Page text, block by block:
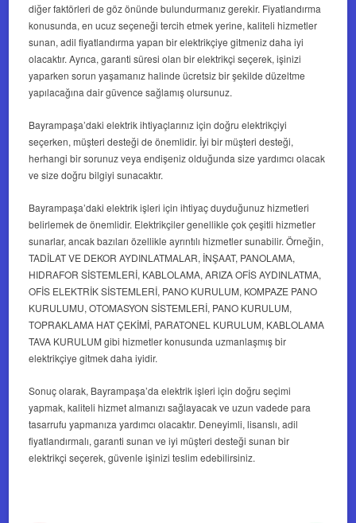
diğer faktörleri de göz önünde bulundurmanız gerekir. Fiyatlandırma
konusunda, en ucuz seçeneği tercih etmek yerine, kaliteli hizmetler
sunan, adil fiyatlandırma yapan bir elektrikçiye gitmeniz daha iyi
olacaktır. Ayrıca, garanti süresi olan bir elektrikçi seçerek, işinizi
yaparken sorun yaşamanız halinde ücretsiz bir şekilde düzeltme
yapılacağına dair güvence sağlamış olursunuz.
Bayrampaşa’daki elektrik ihtiyaçlarınız için doğru elektrikçiyi
seçerken, müşteri desteği de önemlidir. İyi bir müşteri desteği,
herhangi bir sorunuz veya endişeniz olduğunda size yardımcı olacak
ve size doğru bilgiyi sunacaktır.
Bayrampaşa’daki elektrik işleri için ihtiyaç duyduğunuz hizmetleri
belirlemek de önemlidir. Elektrikçiler genellikle çok çeşitli hizmetler
sunarlar, ancak bazıları özellikle ayrıntılı hizmetler sunabilir. Örneğin,
TADİLAT VE DEKOR AYDINLATMALAR, İNŞAAT, PANOLAMA,
HIDRAFOR SİSTEMLERİ, KABLOLAMA, ARIZA OFİS AYDINLATMA,
OFİS ELEKTRİK SİSTEMLERİ, PANO KURULUM, KOMPAZE PANO
KURULUMU, OTOMASYON SİSTEMLERİ, PANO KURULUM,
TOPRAKLAMA HAT ÇEKİMİ, PARATONEL KURULUM, KABLOLAMA
TAVA KURULUM gibi hizmetler konusunda uzmanlaşmış bir
elektrikçiye gitmek daha iyidir.
Sonuç olarak, Bayrampaşa’da elektrik işleri için doğru seçimi
yapmak, kaliteli hizmet almanızı sağlayacak ve uzun vadede para
tasarrufu yapmanıza yardımcı olacaktır. Deneyimli, lisanslı, adil
fiyatlandırmalı, garanti sunan ve iyi müşteri desteği sunan bir
elektrikçi seçerek, güvenle işinizi teslim edebilirsiniz.